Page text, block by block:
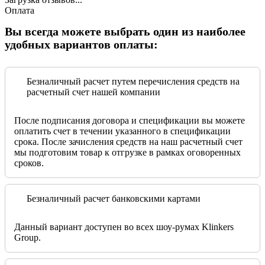
Оплата
Вы всегда можете выбрать один из наиболее
удобных вариантов оплаты:
Безналичный расчет путем перечисления средств на
расчетный счет нашей компании
После подписания договора и спецификации вы можете
оплатить счет в течении указанного в спецификации
срока. После зачисления средств на наш расчетный счет
мы подготовим товар к отгрузке в рамках оговоренных
сроков.
Безналичный расчет банковскими картами
Данный вариант доступен во всех шоу-румах Klinkers
Group.